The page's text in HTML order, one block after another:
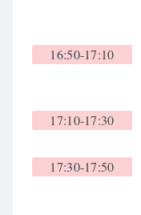
16:50-17:10
17:10-17:30
17:30-17:50